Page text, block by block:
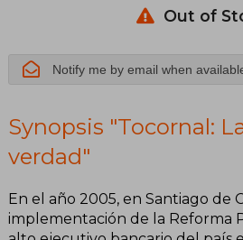
Out of
Notify me by email when
Synopsis "Tocornal:
verdad"
En el año 2005, en Santiago de
implementación de la Reforma